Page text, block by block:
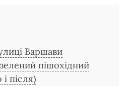
Варшави
пішохідний
після)